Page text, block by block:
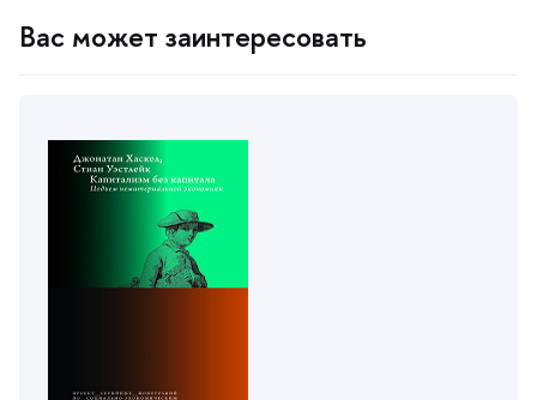
ас может заинтересовать